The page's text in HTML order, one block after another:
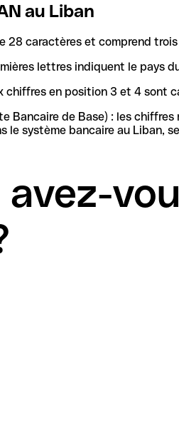
au Liban
28 caractères et comprend
lettres indiquent le pays
chiffres en position 3 et 4 sont
de Base) : les chiffres restants forment l'identifiant
le système bancaire au Liban,